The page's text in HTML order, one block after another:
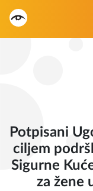
Potpisani
ciljem
Sigurne
za žene